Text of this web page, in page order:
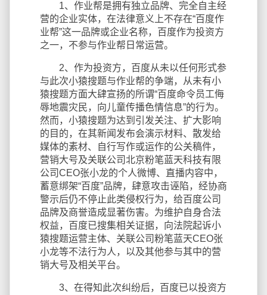
1、作业帮是拥有独立品牌、完全自主经
营的企业实体，在法律意义上不存在“百度作
业帮”这一品牌或企业名称，百度作为投资方
之一，不参与作业帮日常运营。
2、作为投资方，百度从未以任何形式参
与此次小猿搜题与作业帮的争端，从未有小
猿搜题方面大肆宣扬的所谓“百度命令员工侮
辱地震灾民，向儿童传播色情信息”的行为。
然而，小猿搜题为达到引发关注、扩大影响
的目的，在其新闻发布会演示材料、散发给
媒体的素材、自行写作或运作的公关稿件，
营销大号及关联公司北京粉笔蓝天科技有限
公司CEO张小龙的个人微博、直播内容中，
蓄意绑架“百度”品牌，肆意攻击诬陷，经协商
警示后仍不停止此类侵权行为，给百度公司
品牌及商誉造成显著伤害。为维护自身合法
权益，百度已搜集相关证据，向法院起诉小
猿搜题运营主体、关联公司粉笔蓝天CEO张
小龙等不法行为人，以及其他参与其中的营
销大号及相关平台。
3、在得知此次纠纷后，百度已以投资方